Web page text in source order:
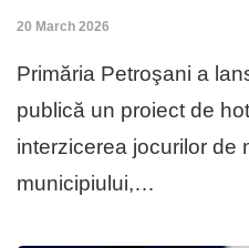
20 March 2026
Primăria Petroşani a
publică un proiect de
interzicerea jo­curilor de
municipiului,…